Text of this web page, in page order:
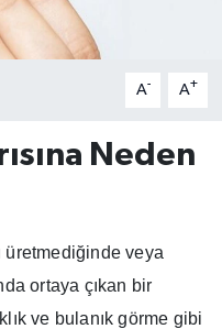
A- A+
Neden
üretmediğinde veya
ortaya çıkan bir
ve bulanık görme gibi